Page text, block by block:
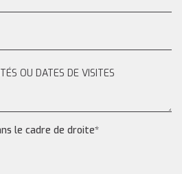
le cadre de droite*